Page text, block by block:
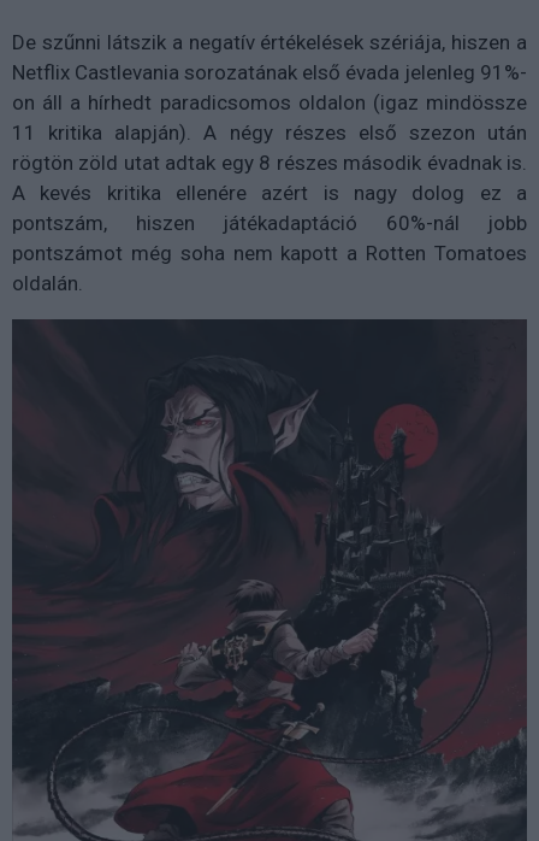
De szűnni látszik a negatív értékelések szériája, hiszen a
Netflix Castlevania sorozatának első évada jelenleg 91%-
on áll a hírhedt paradicsomos oldalon (igaz mindössze
11 kritika alapján). A négy részes első szezon után
rögtön zöld utat adtak egy 8 részes második évadnak is.
A kevés kritika ellenére azért is nagy dolog ez a
pontszám, hiszen játékadaptáció 60%-nál jobb
pontszámot még soha nem kapott a Rotten Tomatoes
oldalán.